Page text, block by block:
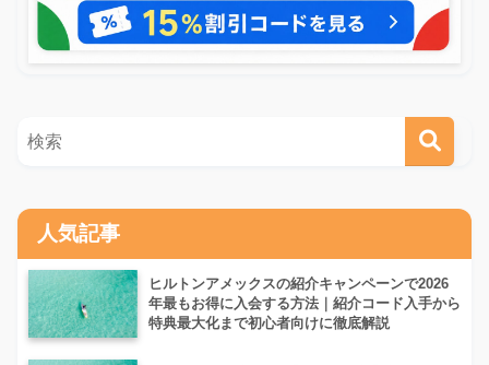
人気記事
ヒルトンアメックスの紹介キャンペーンで2026
年最もお得に入会する方法｜紹介コード入手から
特典最大化まで初心者向けに徹底解説